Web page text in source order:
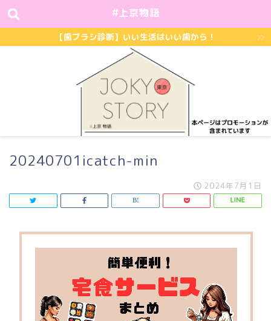
#上京物語
【歯ブラシ診断】いい生活はいい歯から！
20240701icatch-min
2024年7月1日